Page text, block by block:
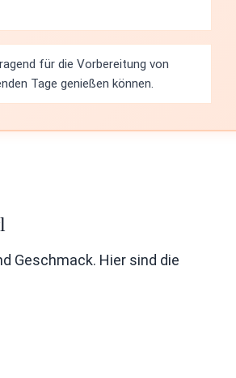
für die Vorbereitung von
Tage genießen können.
Geschmack. Hier sind die